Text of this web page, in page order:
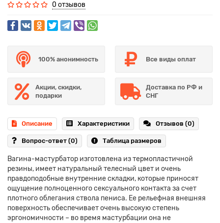
0 отзывов
100% анонимность Все виды оплат
Акции, скидки,
подарки
Доставка по РФ и
СНГ
Описание Характеристики Отзывов (0)
Вопрос-ответ (0) Таблица размеров
Вагина-мастурбатор изготовлена из термопластичной
резины, имеет натуральный телесный цвет и очень
правдоподобные внутренние складки, которые приносят
ощущение полноценного сексуального контакта за счет
плотного облегания ствола пениса. Ее рельефная внешняя
поверхность обеспечивает очень высокую степень
эргономичности – во время мастурбации она не